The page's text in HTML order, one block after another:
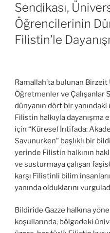
Sendikası,
Öğrencilerinin
Filistin’le
Ramallah’ta bulunan
Öğretmenler ve Çalışanlar
dünyanın dört bir
Filistin halkıyla
için “Küresel İntifada:
Savunurken” başlıklı bir
yerinde Filistin halkının
ve susturmaya çalışan
karşı Filistinli bilim
yanında olduklarını
Bildiride Gazze halkına
koşullarında, bölgedeki